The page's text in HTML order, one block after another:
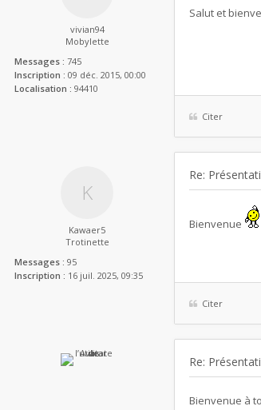
vivian94
Mobylette
Messages : 745
Inscription : 09 déc. 2015, 00:00
Localisation : 94410
Salut et
Citer
Kawaer5
Trotinette
Messages : 95
Inscription : 16 juil. 2025, 09:35
Re:
Bienvenue
Citer
Re:
Bienvenue à